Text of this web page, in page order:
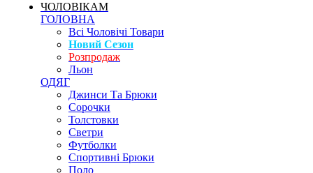
ЧОЛОВІКАМ
ГОЛОВНА
Всі Чоловічі Товари
Новий Сезон
Розпродаж
Льон
ОДЯГ
Джинси Та Брюки
Сорочки
Толстовки
Светри
Футболки
Спортивні Брюки
Поло